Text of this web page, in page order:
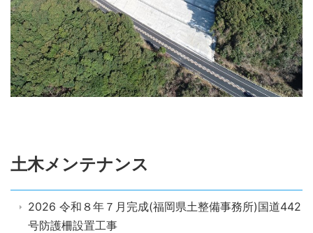
土木メンテナンス
2026 令和８年７月完成(福岡県土整備事務所)国道442
号防護柵設置工事